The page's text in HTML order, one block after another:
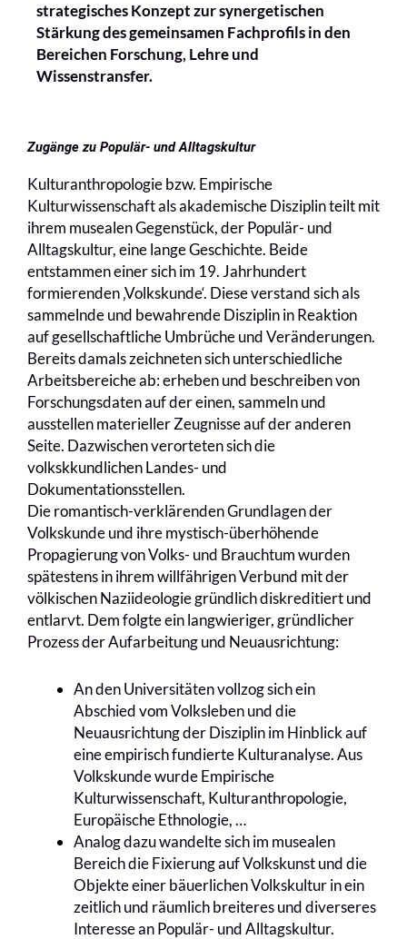
strategisches Konzept zur synergetischen
Stärkung des gemeinsamen Fachprofils in den
Bereichen Forschung, Lehre und
Wissenstransfer.
Zugänge zu Populär- und Alltagskultur
Kulturanthropologie bzw. Empirische
Kulturwissenschaft als akademische Disziplin teilt mit
ihrem musealen Gegenstück, der Populär- und
Alltagskultur, eine lange Geschichte. Beide
entstammen einer sich im 19. Jahrhundert
formierenden ‚Volkskunde‘. Diese verstand sich als
sammelnde und bewahrende Disziplin in Reaktion
auf gesellschaftliche Umbrüche und Veränderungen.
Bereits damals zeichneten sich unterschiedliche
Arbeitsbereiche ab: erheben und beschreiben von
Forschungsdaten auf der einen, sammeln und
ausstellen materieller Zeugnisse auf der anderen
Seite. Dazwischen verorteten sich die
volkskkundlichen Landes- und
Dokumentationsstellen.
Die romantisch-verklärenden Grundlagen der
Volkskunde und ihre mystisch-überhöhende
Propagierung von Volks- und Brauchtum wurden
spätestens in ihrem willfährigen Verbund mit der
völkischen Naziideologie gründlich diskreditiert und
entlarvt. Dem folgte ein langwieriger, gründlicher
Prozess der Aufarbeitung und Neuausrichtung:
An den Universitäten vollzog sich ein
Abschied vom Volksleben und die
Neuausrichtung der Disziplin im Hinblick auf
eine empirisch fundierte Kulturanalyse. Aus
Volkskunde wurde Empirische
Kulturwissenschaft, Kulturanthropologie,
Europäische Ethnologie, …
Analog dazu wandelte sich im musealen
Bereich die Fixierung auf Volkskunst und die
Objekte einer bäuerlichen Volkskultur in ein
zeitlich und räumlich breiteres und diverseres
Interesse an Populär- und Alltagskultur.